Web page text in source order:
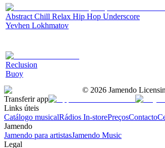
Abstract Chill Relax Hip Hop Underscore
Yevhen Lokhmatov
Reclusion
Buoy
© 2026 Jamendo
Transferir app
Links úteis
Catálogo musicalRádios In-storePreçosContacto
Jamendo
Jamendo para artistasJamendo Music
Legal